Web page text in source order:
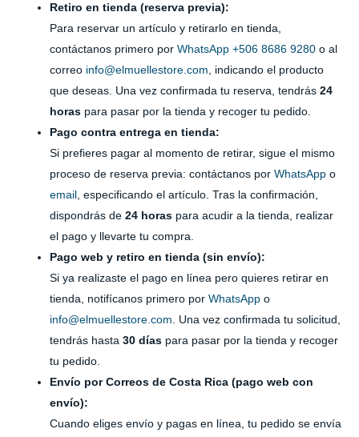
Retiro en tienda (reserva previa):
Para reservar un artículo y retirarlo en tienda,
contáctanos primero por WhatsApp +506 8686 9280 o al
correo info@elmuellestore.com, indicando el producto
que deseas. Una vez confirmada tu reserva, tendrás 24
horas para pasar por la tienda y recoger tu pedido.
Pago contra entrega en tienda:
Si prefieres pagar al momento de retirar, sigue el mismo
proceso de reserva previa: contáctanos por WhatsApp o
email, especificando el artículo. Tras la confirmación,
dispondrás de 24 horas para acudir a la tienda, realizar
el pago y llevarte tu compra.
Pago web y retiro en tienda (sin envío):
Si ya realizaste el pago en línea pero quieres retirar en
tienda, notifícanos primero por WhatsApp o
info@elmuellestore.com. Una vez confirmada tu solicitud,
tendrás hasta 30 días para pasar por la tienda y recoger
tu pedido.
Envío por Correos de Costa Rica (pago web con
envío):
Cuando eliges envío y pagas en línea, tu pedido se envía